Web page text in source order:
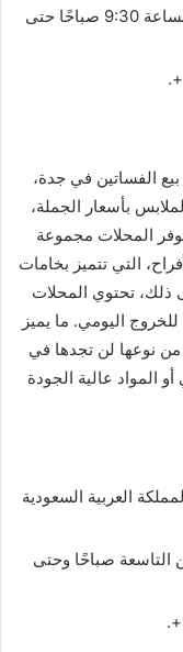
يفتح أبوابه من الساعة 9:30 صباحًا حتى
الفساتين في جدة،
بأسعار الجملة،
توفر المحلات مجموعة
التي تتميز بخامات
ذلك، تحتوي المحلات
اليومي. ما يميز
من نوعها لن تجدها في
المواد عالية الجودة
العربية السعودية
التاسعة صباحًا وحتى